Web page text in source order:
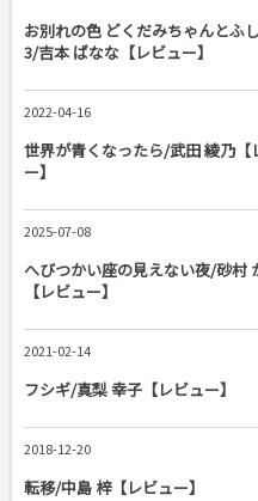
お別れの色 どくだみちゃんとふ
3/吉本 ばなな【レビュー】
2022-04-16
世界が青くなったら/武田 綾乃【
ー】
2025-07-08
へびつかい座の見えない夜/砂村
【レビュー】
2021-02-14
フシギ/真梨 幸子【レビュー】
2018-12-20
転移/中島 梓【レビュー】